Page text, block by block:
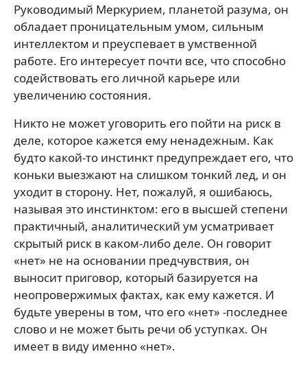
Руководимый Меркурием, планетой разума, он
обладает проницательным умом, сильным
интеллектом и преуспевает в умственной
работе. Его интересует почти все, что способно
содействовать его личной карьере или
увеличению состояния.
Никто не может уговорить его пойти на риск в
деле, которое кажется ему ненадежным. Как
будто какой-то инстинкт предупреждает его, что
коньки выезжают на слишком тонкий лед, и он
уходит в сторону. Нет, пожалуй, я ошибаюсь,
называя это инстинктом: его в высшей степени
практичный, аналитический ум усматривает
скрытый риск в каком-либо деле. Он говорит
«нет» не на основании предчувствия, он
выносит приговор, который базируется на
неопровержимых фактах, как ему кажется. И
будьте уверены в том, что его «нет» -последнее
слово и не может быть речи об уступках. Он
имеет в виду именно «нет».